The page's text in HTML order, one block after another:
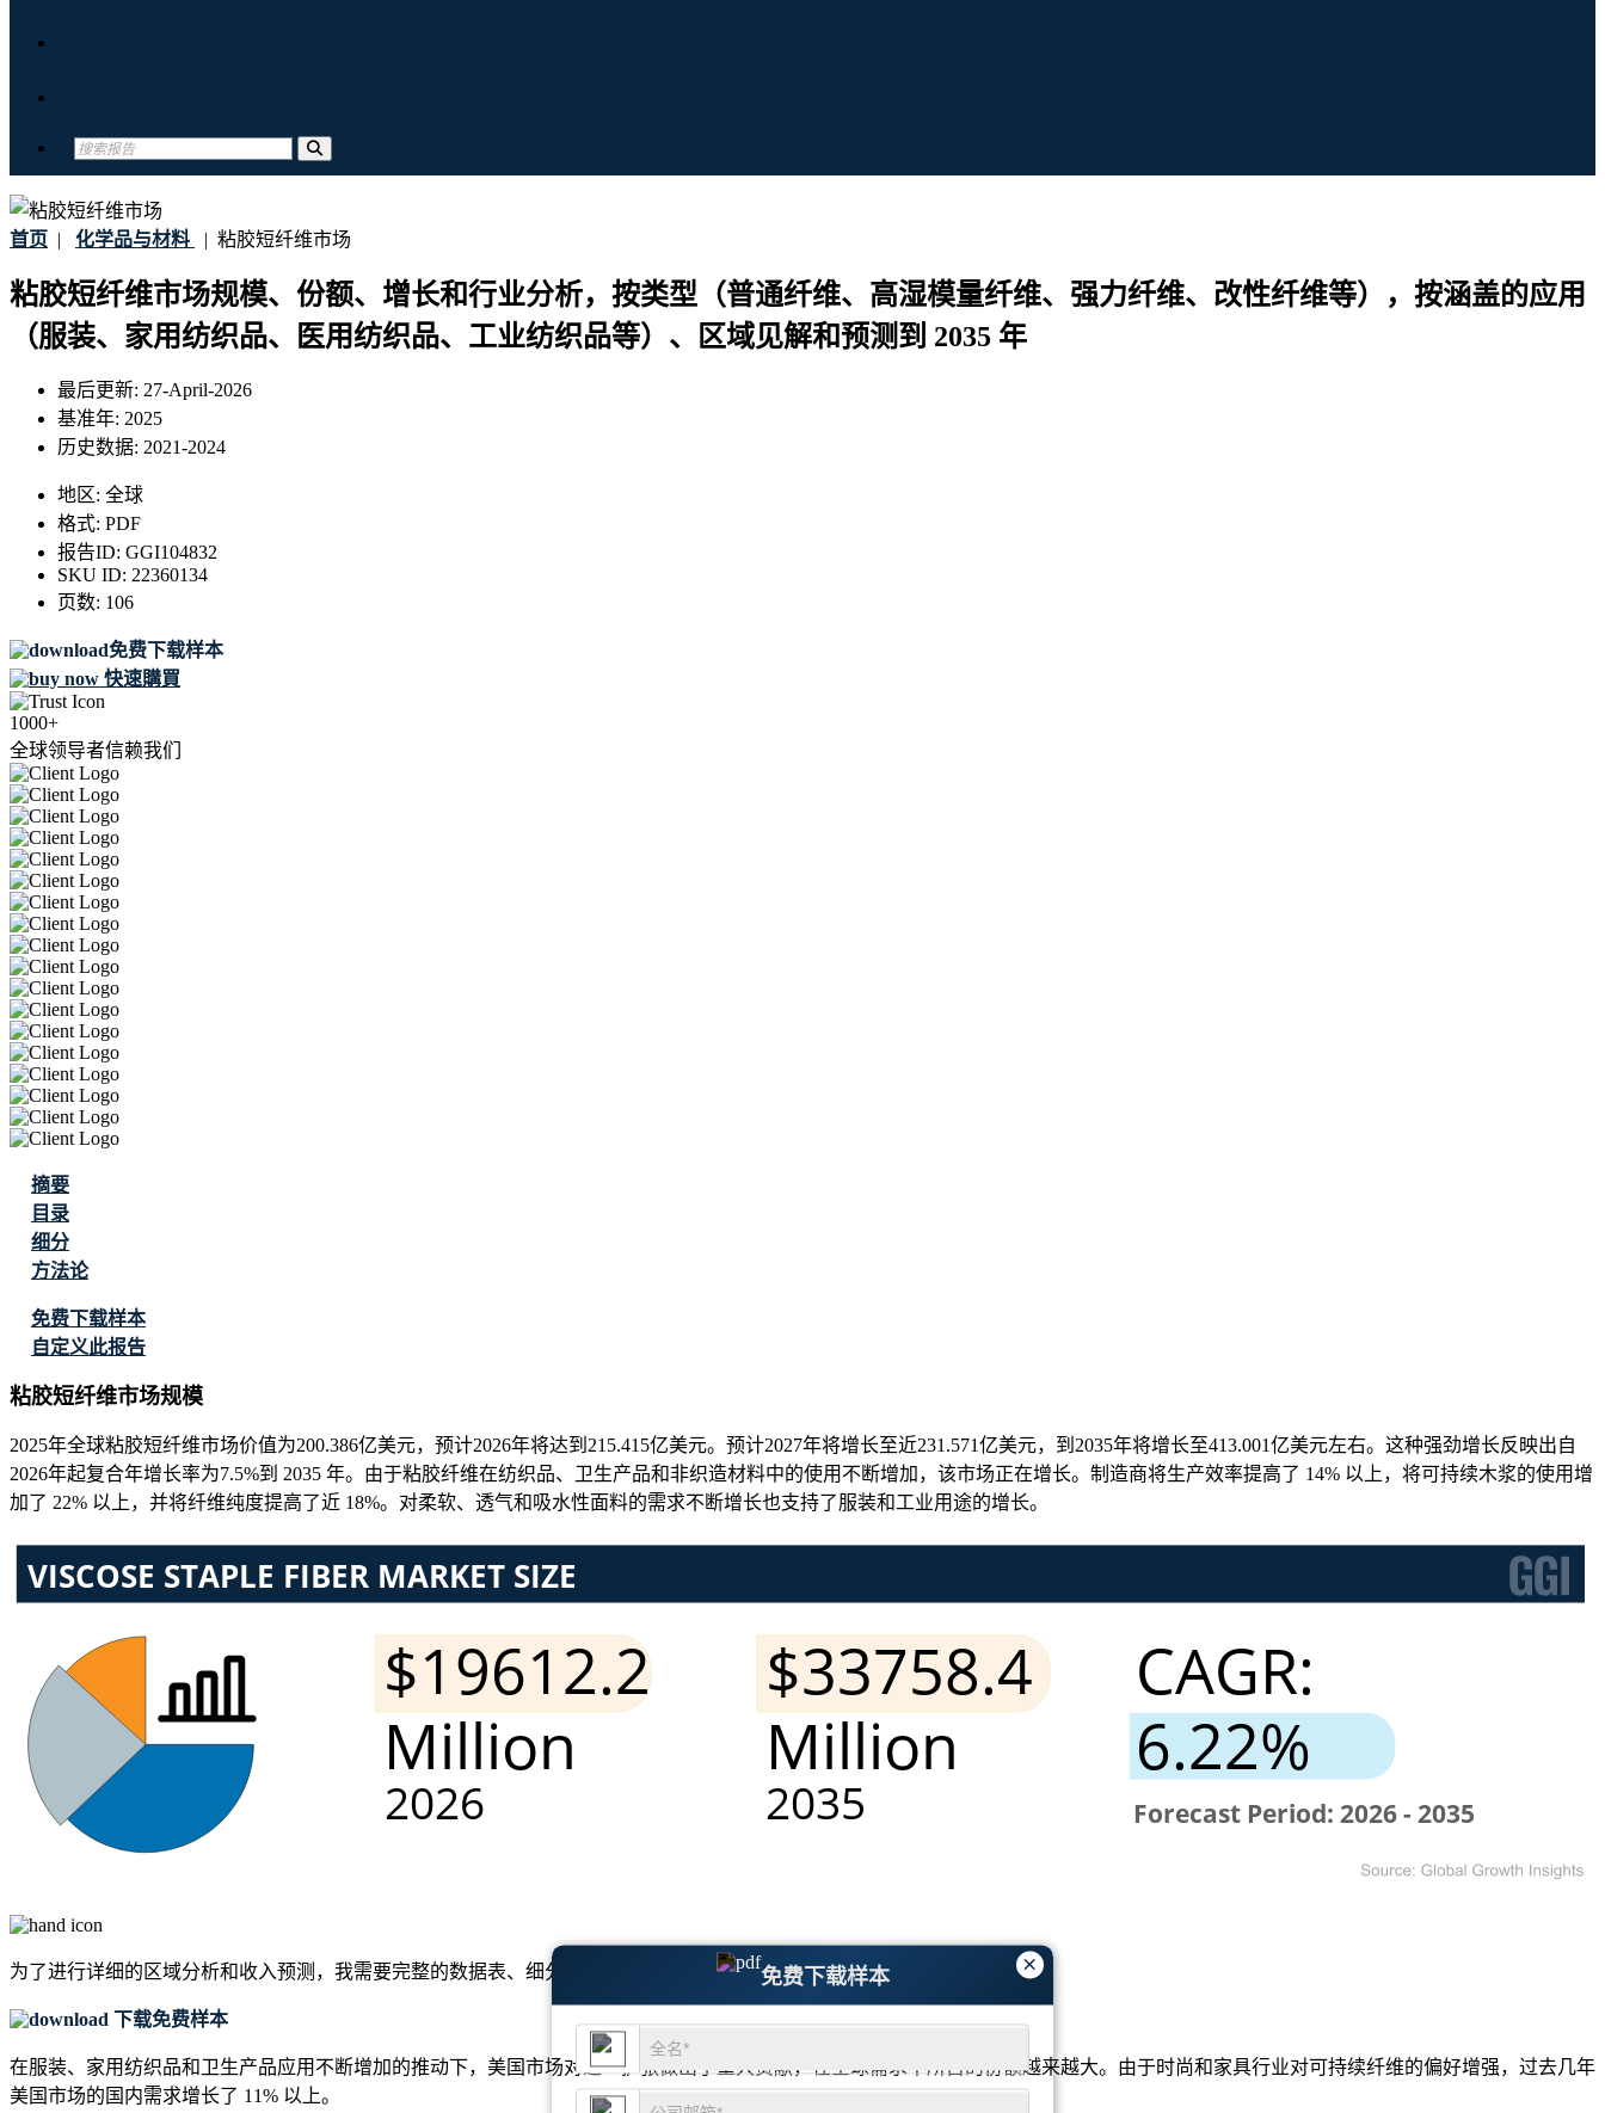
首页 | 化学品与材料 | 粘胶短纤维市场
粘胶短纤维市场规模、份额、增长和行业分析，按类型（普通纤维、高湿模量纤维、强力纤维、改性纤维等），按涵盖的应用
（服装、家用纺织品、医用纺织品、工业纺织品等）、区域见解和预测到 2035 年
最后更新: 27-April-2026
基准年: 2025
历史数据: 2021-2024
地区: 全球
格式: PDF
报告ID: GGI104832
SKU ID: 22360134
页数: 106
免费下载样本
快速購買
1000+
全球领导者信赖我们
×
免费下载样本
摘要
目录
细分
方法论
免费下载样本
自定义此报告
粘胶短纤维市场规模
2025年全球粘胶短纤维市场价值为200.386亿美元，预计2026年将达到215.415亿美元。预计2027年将增长至近231.571亿美元，到2035年将增长至413.001亿美元左右。这种强劲增长反映出自
2026年起复合年增长率为7.5%到 2035 年。由于粘胶纤维在纺织品、卫生产品和非织造材料中的使用不断增加，该市场正在增长。制造商将生产效率提高了 14% 以上，将可持续木浆的使用增
加了 22% 以上，并将纤维纯度提高了近 18%。对柔软、透气和吸水性面料的需求不断增长也支持了服装和工业用途的增长。
为了进行详细的区域分析和收入预测，我需要完整的数据表、细分市场分析和竞争格局。
下载免费样本
在服装、家用纺织品和卫生产品应用不断增加的推动下，美国市场对这一扩张做出了重大贡献，在全球需求中所占的份额越来越大。由于时尚和家具行业对可持续纤维的偏好增强，过去几年
美国市场的国内需求增长了 11% 以上。